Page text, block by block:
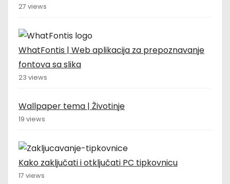
27 views
WhatFontis | Web aplikacija za prepoznavanje
fontova sa slika
23 views
Wallpaper tema | Životinje
19 views
Kako zaključati i otključati PC tipkovnicu
17 views